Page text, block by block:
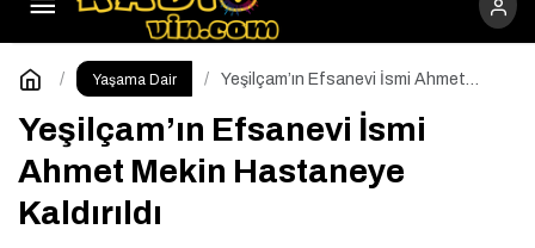
Yaşama Dair
Yeşilçam’ın Efsanevi İsmi Ahmet
Yeşilçam’ın Efsanevi İsmi
Ahmet Mekin Hastaneye
Kaldırıldı